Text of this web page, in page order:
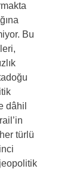
Bu
dâhil
türlü